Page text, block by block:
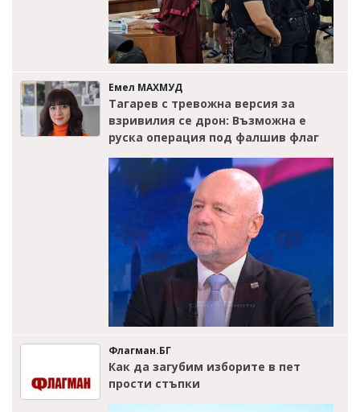
Емел МАХМУД
Тагарев с тревожна версия за
взривилия се дрон: Възможна е
руска операция под фалшив флаг
Флагман.БГ
Как да загубим изборите в пет
прости стъпки